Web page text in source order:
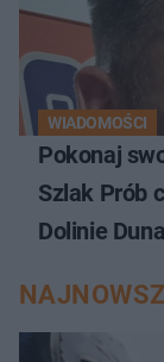
WIADOMOŚCI
Pokonaj
Szlak Prób
Dolinie